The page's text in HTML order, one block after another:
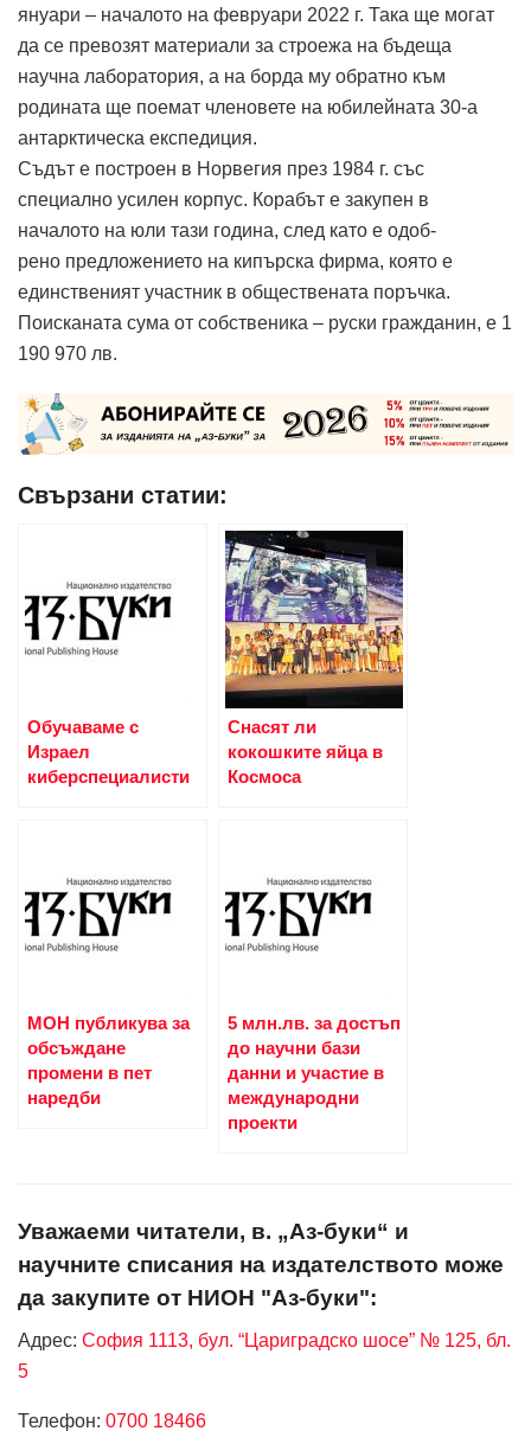
януари – началото на февруари 2022 г. Така ще могат
да се превозят материали за строежа на бъдеща
научна лаборатория, а на борда му обратно към
родината ще поемат членовете на юбилейната 30-а
антарктическа експедиция.
Съдът е построен в Норвегия през 1984 г. със
специално усилен корпус. Корабът е закупен в
началото на юли тази година, след като е одоб-
рено предложението на кипърска фирма, която е
единственият участник в обществената поръчка.
Поисканата сума от собственика – руски гражданин, е 1
190 970 лв.
Свързани статии:
Обучаваме с
Израел
киберспециалисти
Снасят ли
кокошките яйца в
Космоса
МОН публикува за
обсъждане
промени в пет
наредби
5 млн.лв. за достъп
до научни бази
данни и участие в
международни
проекти
Уважаеми читатели, в. „Аз-буки“ и
научните списания на издателството може
да закупите от НИОН "Аз-буки":
Адрес: София 1113, бул. “Цариградско шосе” № 125, бл.
5
Телефон: 0700 18466